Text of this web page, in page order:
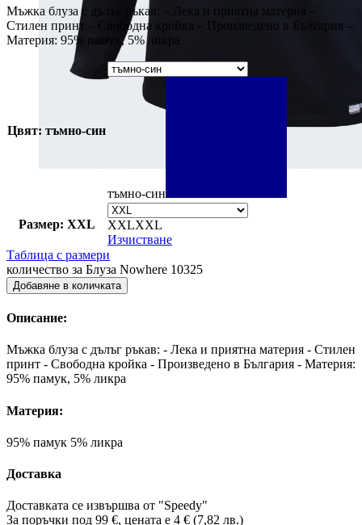
Мъжка блуза с дълъг ръкав: – Лека и приятна материя –
Стилен принт – Свободна кройка – Произведено в България –
Материя: 95% памук, 5% ликра
Цвят: тъмно-син
тъмно-син
Размер: XXL XXLXXL
Изчистване
Таблица с размери
количество за Блуза Nowhere 10325
Добавяне в количката
Описание:
Мъжка блуза с дълъг ръкав: - Лека и приятна материя - Стилен
принт - Свободна кройка - Произведено в България - Материя:
95% памук, 5% ликра
Материя:
95% памук 5% ликра
Доставка
Доставката се извършва от "Speedy"
За поръчки под 99 €, цената е 4 € (7,82 лв.)